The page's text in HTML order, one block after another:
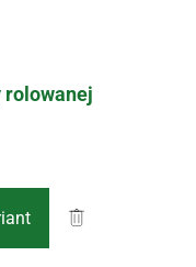
rolowanej